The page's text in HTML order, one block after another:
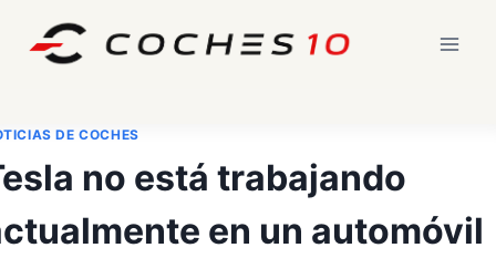
DE COCHES
no está trabajando
en un automóvil